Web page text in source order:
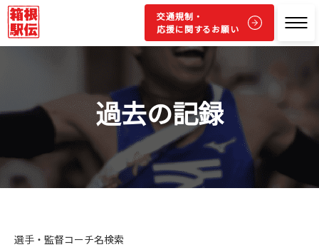
交通規制・
応援に関するお願い
過去の記録
選手・監督コーチ名検索